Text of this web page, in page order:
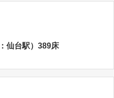
仙台駅）389床